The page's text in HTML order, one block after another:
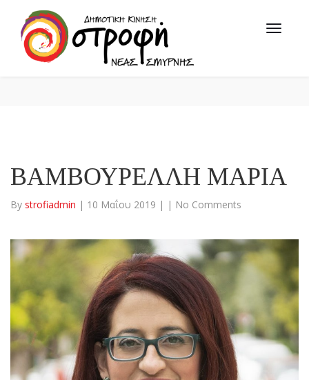
ΒΑΜΒΟΥΡΕΛΛΗ ΜΑΡΙΑ
By strofiadmin | 10 Μαΐου 2019 | | No Comments